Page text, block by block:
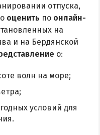
отпуска,
оценить по онлайн-
на
и на Бердянской
о:
волн на море;
условий для